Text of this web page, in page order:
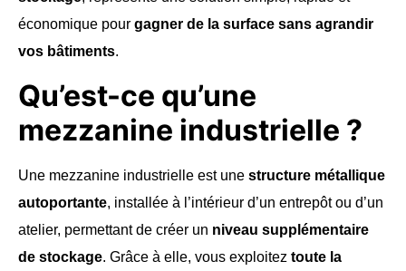
économique pour gagner de la surface sans agrandir
vos bâtiments.
Qu’est-ce qu’une
mezzanine industrielle ?
Une mezzanine industrielle est une structure métallique
autoportante, installée à l’intérieur d’un entrepôt ou d’un
atelier, permettant de créer un niveau supplémentaire
de stockage. Grâce à elle, vous exploitez toute la